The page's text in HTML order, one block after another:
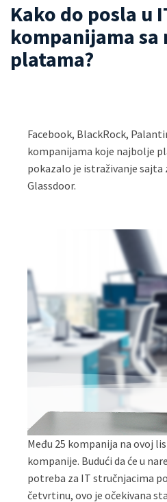
Kako do posla u
kompanijama sa
platama?
Facebook, BlackRock,
kompanijama koje najbolje
pokazalo je istraživanje sajta
Glassdoor.
Među 25 kompanija na ovoj
kompanije. Budući da će u
potreba za IT stručnjacima
četvrtinu, ovo je očekivana